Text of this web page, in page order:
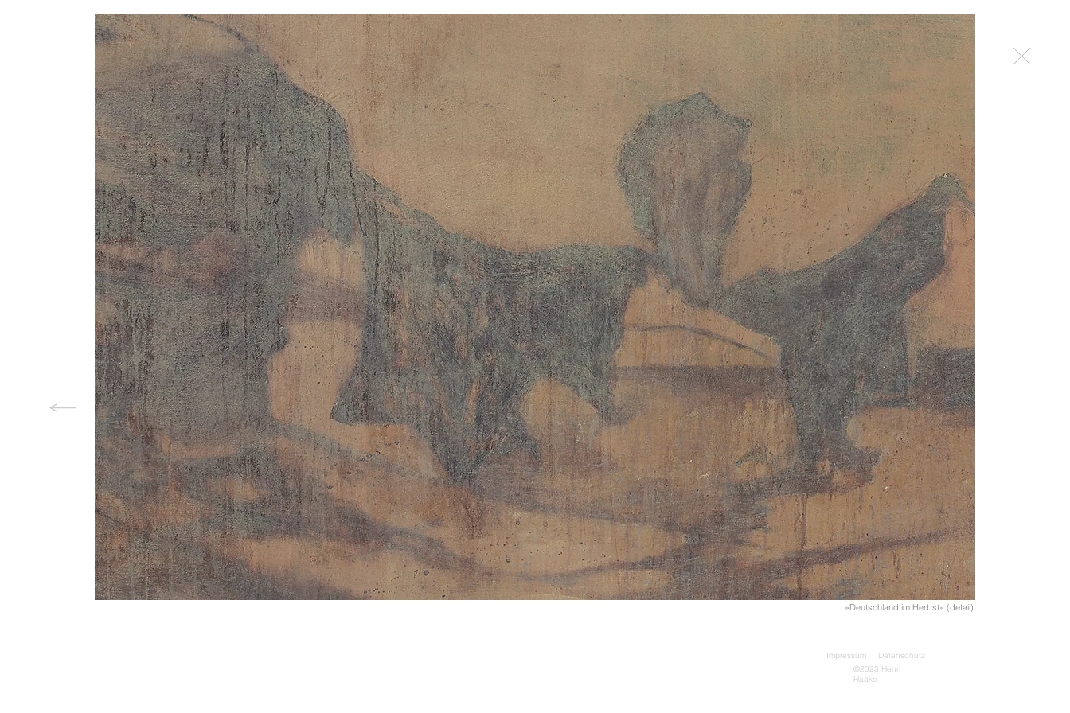
Henri Haake
Henri Haake work Mehr contact
»Deutschland im Herbst« (detail)
Impressum Datenschutz
©2023 Henri
Haake